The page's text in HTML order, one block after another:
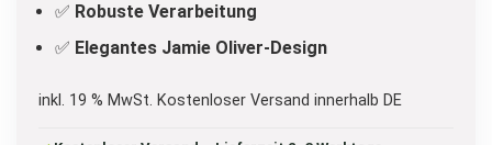
✅ Robuste Verarbeitung
✅ Elegantes Jamie Oliver-Design
inkl. 19 % MwSt. Kostenloser Versand innerhalb DE